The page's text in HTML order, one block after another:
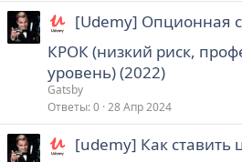
[Udemy] Опционная
КРОК (низкий риск,
уровень) (2022)
Gatsby
Ответы 0 28 Апр 2024
[udemy] Как ставить